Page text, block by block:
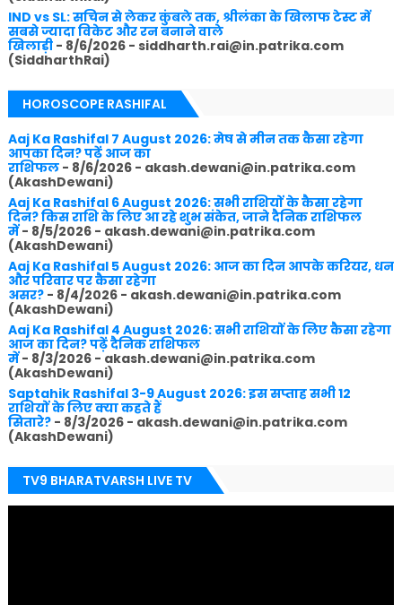
IND vs SL: सचिन से लेकर कुंबले तक, श्रीलंका के खिलाफ टेस्ट में
सबसे ज्यादा विकेट और रन बनाने वाले
खिलाड़ी- 8/6/2026- siddharth.rai@in.patrika.com
(SiddharthRai)
HOROSCOPE RASHIFAL
Aaj Ka Rashifal 7 August 2026: मेष से मीन तक कैसा रहेगा
आपका दिन? पढ़ें आज का
राशिफल- 8/6/2026- akash.dewani@in.patrika.com
(AkashDewani)
Aaj Ka Rashifal 6 August 2026: सभी राशियों के कैसा रहेगा
दिन? किस राशि के लिए आ रहे शुभ संकेत, जाने दैनिक राशिफल
में- 8/5/2026- akash.dewani@in.patrika.com
(AkashDewani)
Aaj Ka Rashifal 5 August 2026: आज का दिन आपके करियर, धन
और परिवार पर कैसा रहेगा
असर?- 8/4/2026- akash.dewani@in.patrika.com
(AkashDewani)
Aaj Ka Rashifal 4 August 2026: सभी राशियों के लिए कैसा रहेगा
आज का दिन? पढ़ें दैनिक राशिफल
में- 8/3/2026- akash.dewani@in.patrika.com
(AkashDewani)
Saptahik Rashifal 3-9 August 2026: इस सप्ताह सभी 12
राशियों के लिए क्या कहते हैं
सितारे?- 8/3/2026- akash.dewani@in.patrika.com
(AkashDewani)
TV9 BHARATVARSH LIVE TV